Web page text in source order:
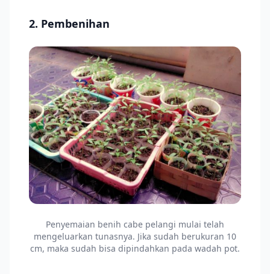
2. Pembenihan
Penyemaian benih cabe pelangi mulai telah
mengeluarkan tunasnya. Jika sudah berukuran 10
cm, maka sudah bisa dipindahkan pada wadah pot.